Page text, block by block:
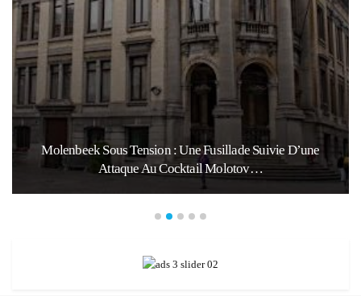
Molenbeek Sous Tension : Une Fusillade Suivie D’une
Attaque Au Cocktail Molotov…